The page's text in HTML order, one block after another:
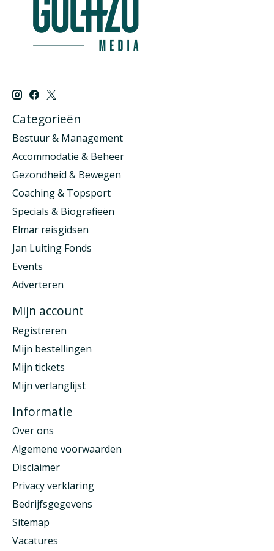
Categorieën
Bestuur & Management
Accommodatie & Beheer
Gezondheid & Bewegen
Coaching & Topsport
Specials & Biografieën
Elmar reisgidsen
Jan Luiting Fonds
Events
Adverteren
Mijn account
Registreren
Mijn bestellingen
Mijn tickets
Mijn verlanglijst
Informatie
Over ons
Algemene voorwaarden
Disclaimer
Privacy verklaring
Bedrijfsgegevens
Sitemap
Vacatures